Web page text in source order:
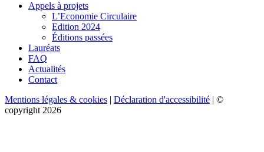
Appels à projets
L’Economie Circulaire
Edition 2024
Éditions passées
Lauréats
FAQ
Actualités
Contact
Mentions légales & cookies | Déclaration d'accessibilité | ©
copyright 2026